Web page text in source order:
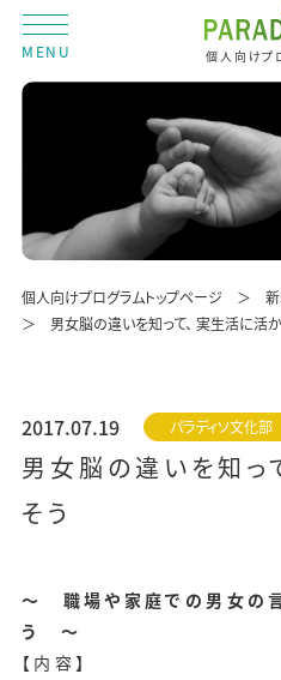
MENU 個人向けプ
個人向けプログラムトップページ
男女脳の違いを知って、 実生活に活
2017.07.19 パラディソ文化部
男女脳の違いを知っ
そう
～ 職場や家庭での男女の
う ～
【内容】